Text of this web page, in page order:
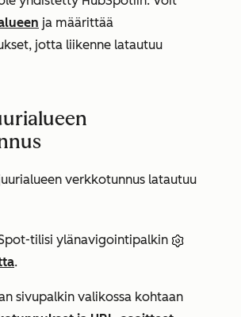
ja määrittää
jotta liikenne latautuu
verkkotunnus latautuu
tilisi ylänavigointipalkin
.
sivupalkin valikossa kohtaan